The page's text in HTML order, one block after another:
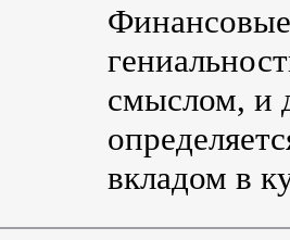
смыслом, и
вкладом в